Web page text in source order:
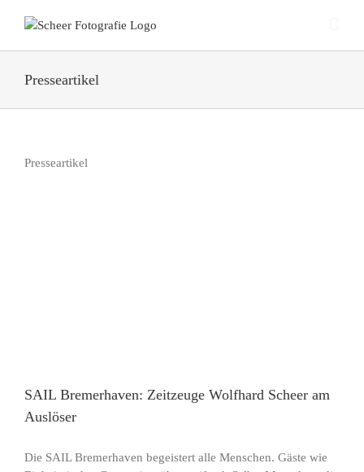
Inhalt
Presseartikel
Presseartikel
SAIL Bremerhaven: Zeitzeuge Wolfhard Scheer am
Auslöser
Die SAIL Bremerhaven begeistert alle Menschen. Gäste wie